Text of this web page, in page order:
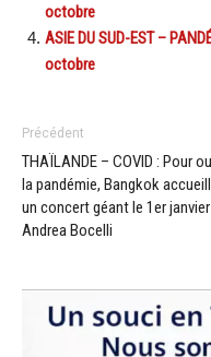
octobre
ASIE DU SUD-EST –
octobre
Précédent
THAÏLANDE – COVID : Pour
la pandémie, Bangkok
un concert géant le 1er
Andrea Bocelli